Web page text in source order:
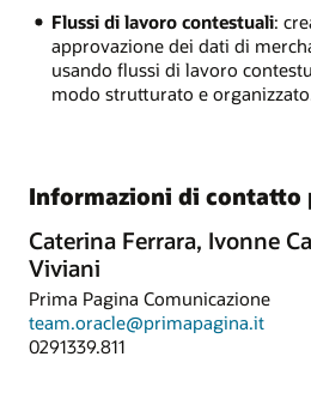
Flussi di lavoro contestuali:
approvazione dei dati di
usando flussi di lavoro
modo strutturato e
Informazioni di contatto
Caterina Ferrara, Ivonne
Viviani
Prima Pagina Comunicazione
team.oracle@primapagina.it
0291339.811